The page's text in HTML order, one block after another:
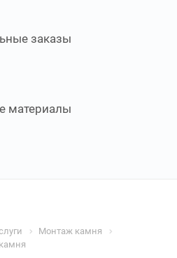
заказы
материалы
Монтаж камня